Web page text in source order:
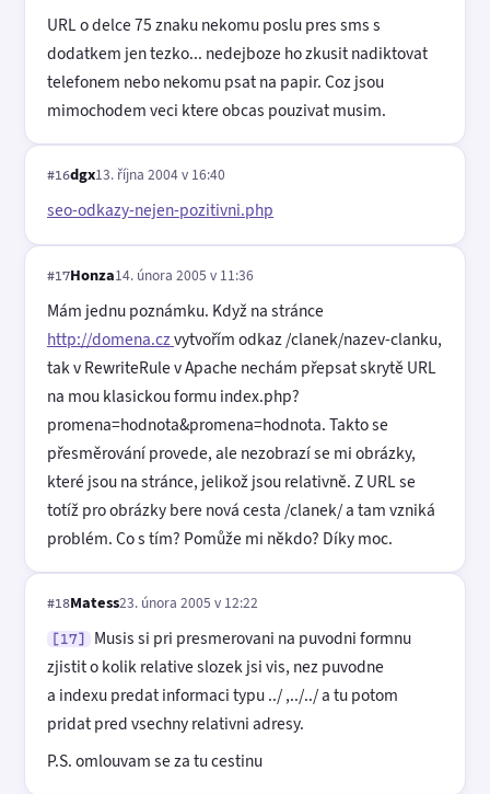
URL o delce 75 znaku nekomu poslu pres sms s
dodatkem jen tezko... nedejboze ho zkusit nadiktovat
telefonem nebo nekomu psat na papir. Coz jsou
mimochodem veci ktere obcas pouzivat musim.
#16dgx13. října 2004 v 16:40
seo-odkazy-nejen-pozitivni.php
#17Honza14. února 2005 v 11:36
Mám jednu poznámku. Když na stránce
http://domena.czvytvořím odkaz /clanek/nazev-clanku,
tak v RewriteRule v Apache nechám přepsat skrytě URL
na mou klasickou formu index.php?
promena=hodnota&promena=hodnota. Takto se
přesměrování provede, ale nezobrazí se mi obrázky,
které jsou na stránce, jelikož jsou relativně. Z URL se
totíž pro obrázky bere nová cesta /clanek/ a tam vzniká
problém. Co s tím? Pomůže mi někdo? Díky moc.
#18Matess23. února 2005 v 12:22
[17]
Musis si pri presmerovani na puvodni formnu
zjistit o kolik relative slozek jsi vis, nez puvodne
a indexu predat informaci typu ../ ,../../ a tu potom
pridat pred vsechny relativni adresy.
P.S. omlouvam se za tu cestinu